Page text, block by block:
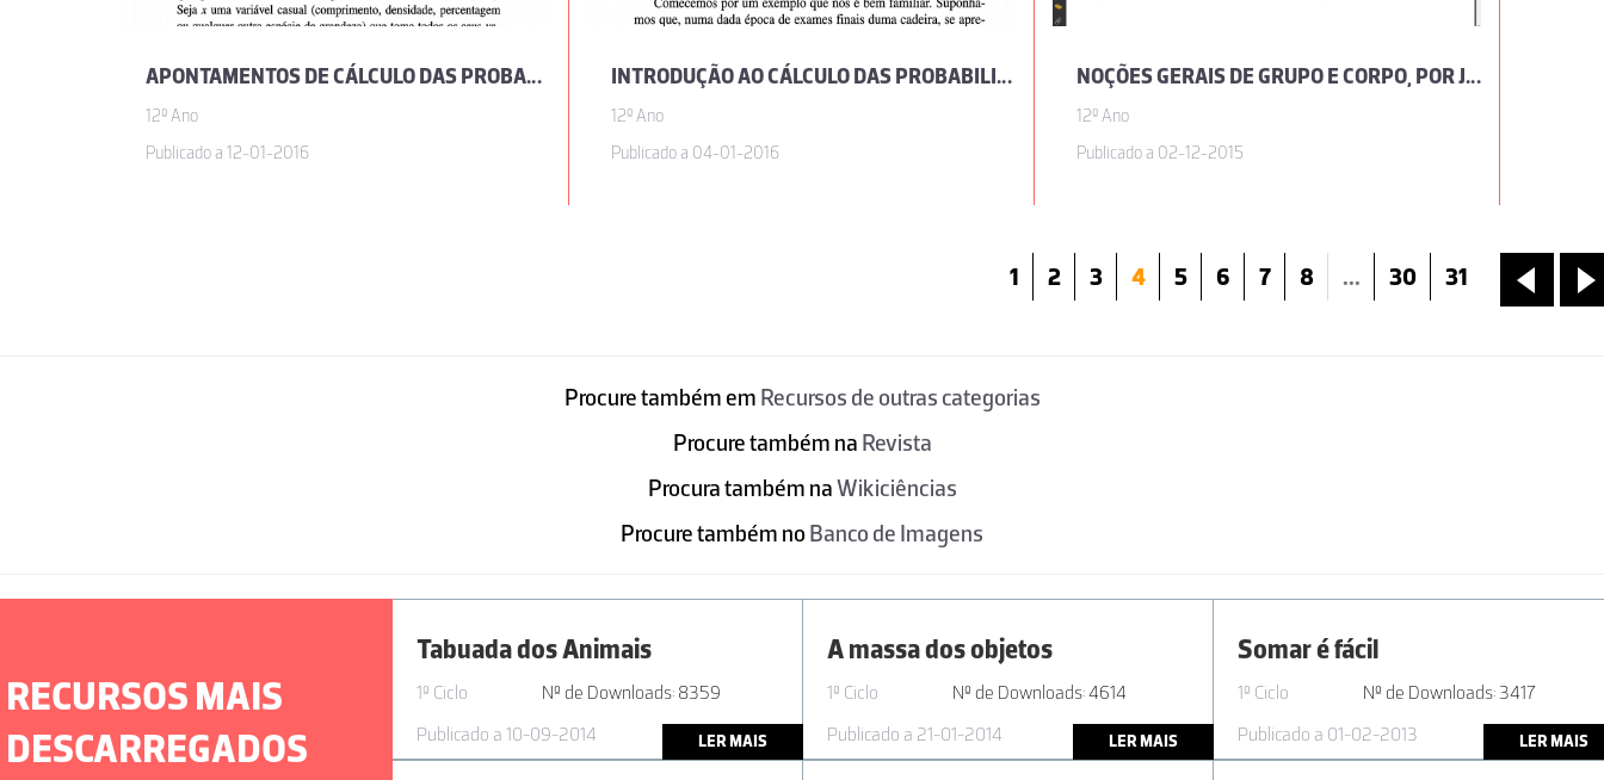
APONTAMENTOS DE CÁLCULO DAS PROBABILIDADES, POR JOSÉ SEBASTIÃO E SILVA
12º Ano
Publicado a 12-01-2016
INTRODUÇÃO AO CÁLCULO DAS PROBABILIDADES: POPULAÇÕES FINITAS, POR JOSÉ SEBASTIÃO E SILVA
12º Ano
Publicado a 04-01-2016
NOÇÕES GERAIS DE GRUPO E CORPO, POR JOSÉ SEBASTIÃO E SILVA
12º Ano
Publicado a 02-12-2015
«
1 2 3 4 5 6 7 8 ... 30 31 »
Procure também em Recursos de outras categorias
Procure também na Revista
Procura também naWikiciências
Procure também no Banco de Imagens
RECURSOS MAIS
DESCARREGADOS
Tabuada dos Animais
1º Ciclo
Nº de Downloads: 8359
Publicado a 10-09-2014
LER MAIS
A massa dos objetos
1º Ciclo
Nº de Downloads: 4614
Publicado a 21-01-2014
LER MAIS
Somar é fácil
1º Ciclo
Nº de Downloads: 3417
Publicado a 01-02-2013
LER MAIS